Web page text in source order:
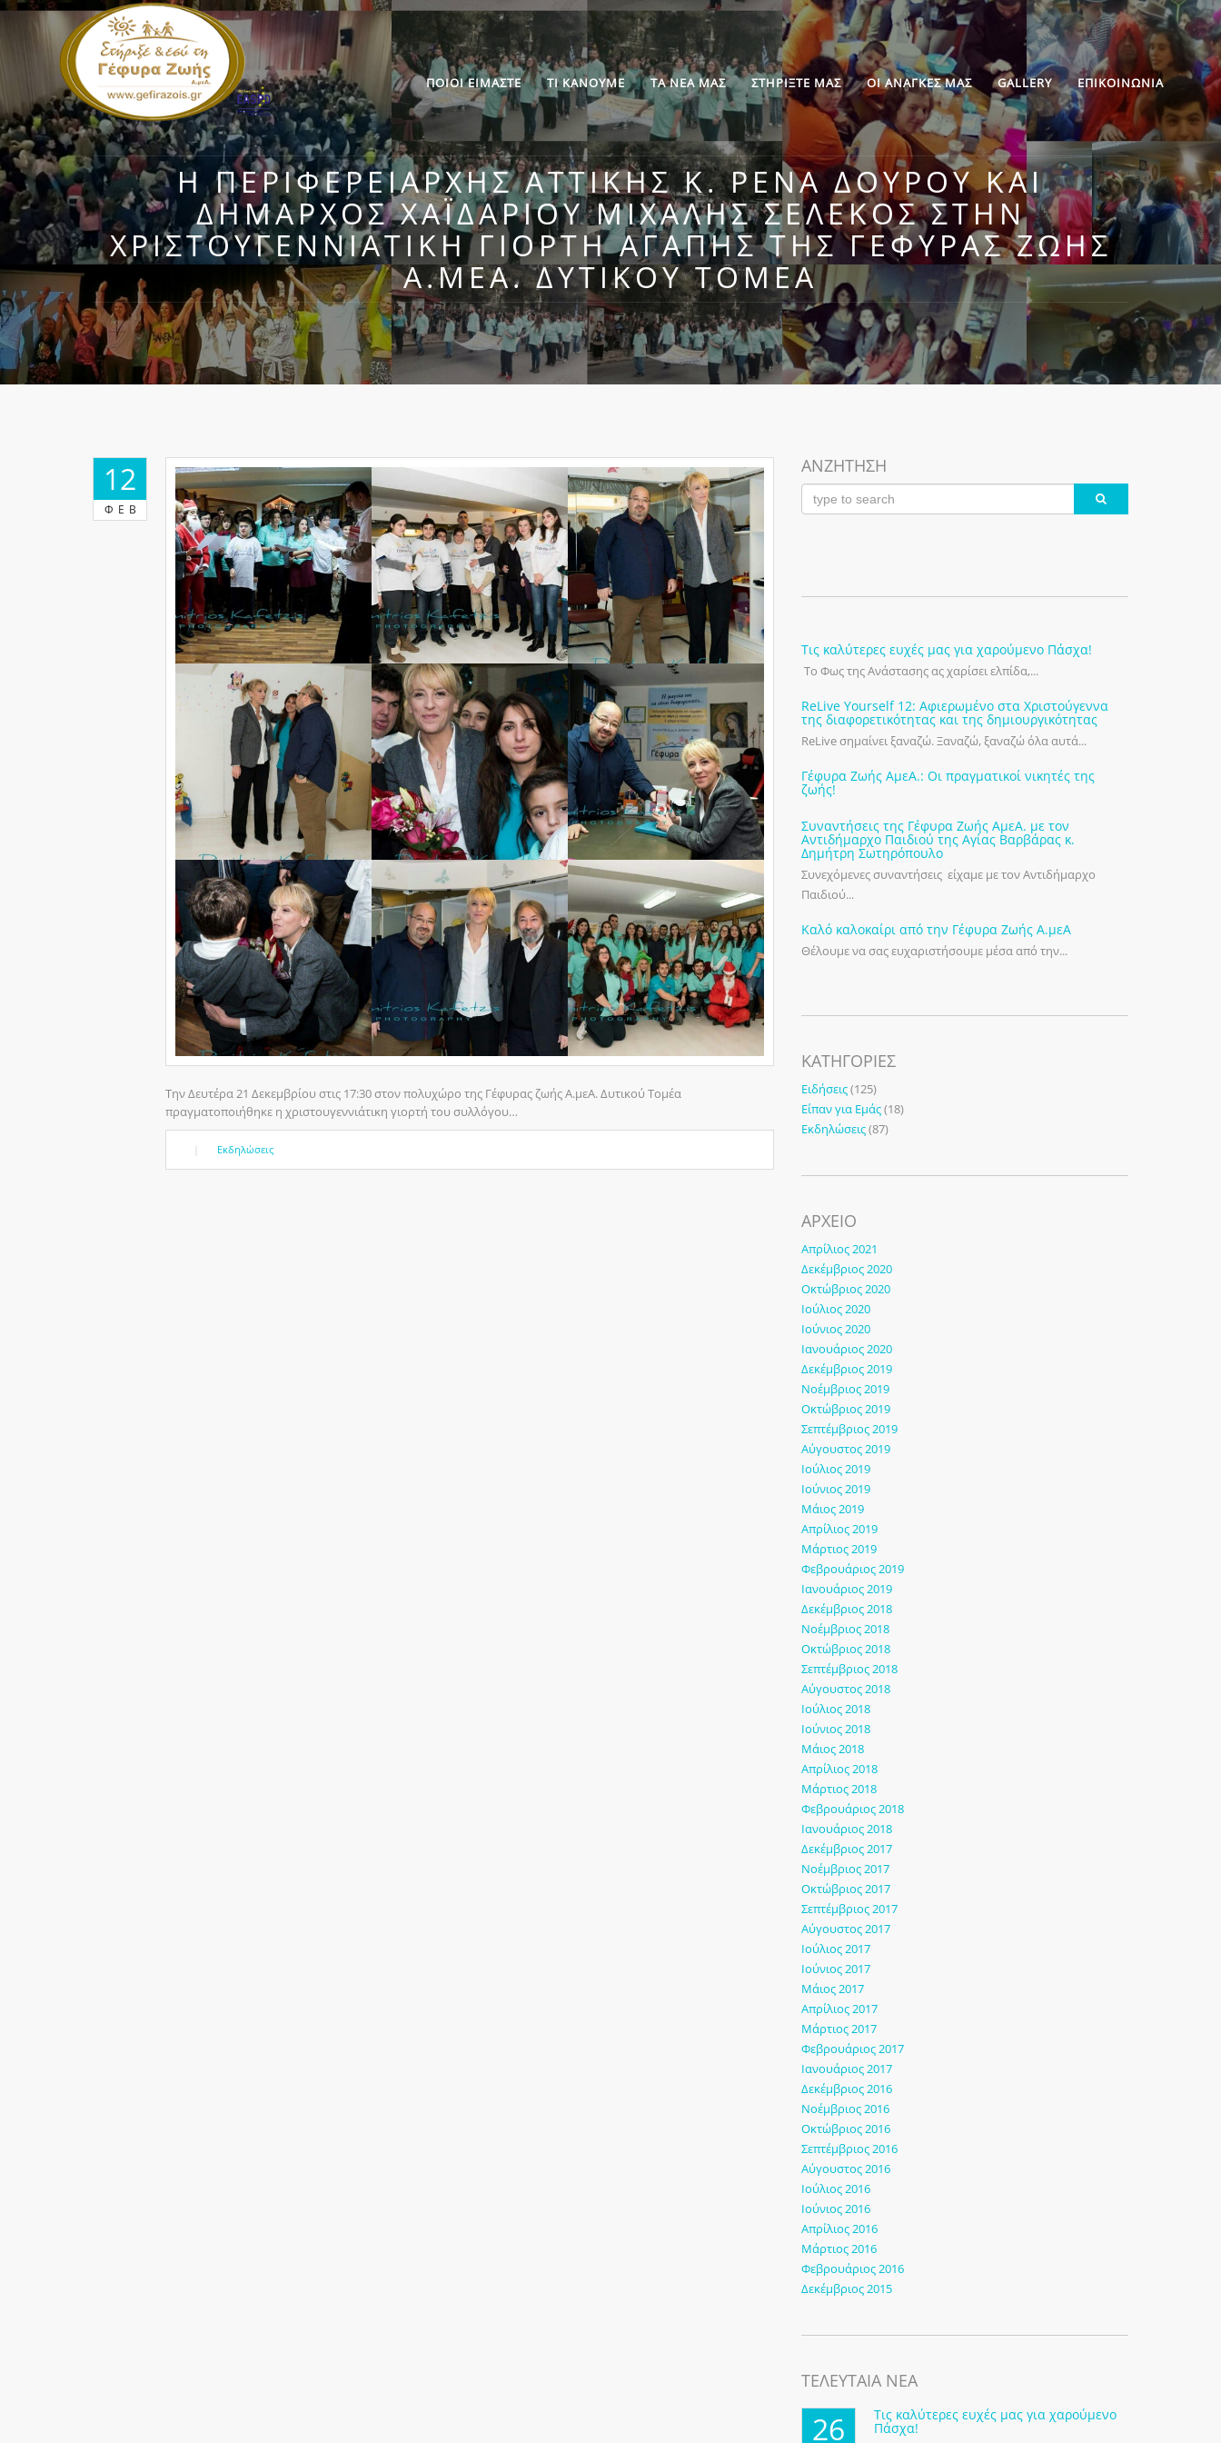
ΠΟΙΟΙ ΕΙΜΑΣΤΕ ΤΙ ΚΑΝΟΥΜΕ ΤΑ ΝΕΑ ΜΑΣ ΣΤΗΡΙΞΤΕ ΜΑΣ ΟΙ ΑΝΑΓΚΕΣ ΜΑΣ GALLERY ΕΠΙΚΟΙΝΩΝΙΑ
Η ΠΕΡΙΦΕΡΕΙΆΡΧΗΣ ΑΤΤΙΚΉΣ Κ. ΡΈΝΑ ΔΟΎΡΟΥ ΚΑΙ
ΔΉΜΑΡΧΟΣ ΧΑΪΔΑΡΊΟΥ ΜΙΧΆΛΗΣ ΣΕΛΈΚΟΣ ΣΤΗΝ
ΧΡΙΣΤΟΥΓΕΝΝΙΆΤΙΚΗ ΓΙΟΡΤΉ ΑΓΆΠΗΣ ΤΗΣ ΓΈΦΥΡΑΣ ΖΩΉΣ
Α.ΜΕΑ. ΔΥΤΙΚΟΎ ΤΟΜΈΑ
12
ΦΕΒ
Την Δευτέρα 21 Δεκεμβρίου στις 17:30 στον πολυχώρο της Γέφυρας ζωής Α.μεΑ. Δυτικού Τομέα
πραγματοποιήθηκε η χριστουγεννιάτικη γιορτή του συλλόγου…
Εκδηλώσεις
ΑΝΖΗΤΗΣΗ
Τις καλύτερες ευχές μας για χαρούμενο Πάσχα!
Το Φως της Ανάστασης ας χαρίσει ελπίδα,...
ReLive Yourself 12: Αφιερωμένο στα Χριστούγεννα
της διαφορετικότητας και της δημιουργικότητας
ReLive σημαίνει ξαναζώ. Ξαναζώ, ξαναζώ όλα αυτά...
Γέφυρα Ζωής ΑμεΑ.: Οι πραγματικοί νικητές της
ζωής!
Συναντήσεις της Γέφυρα Ζωής ΑμεΑ. με τον
Αντιδήμαρχο Παιδιού της Αγίας Βαρβάρας κ.
Δημήτρη Σωτηρόπουλο
Συνεχόμενες συναντήσεις είχαμε με τον Αντιδήμαρχο
Παιδιού...
Καλό καλοκαίρι από την Γέφυρα Ζωής Α.μεΑ
Θέλουμε να σας ευχαριστήσουμε μέσα από την...
KΑΤΗΓΟΡΊΕΣ
Ειδήσεις(125)
Είπαν για Εμάς(18)
Εκδηλώσεις(87)
ΑΡΧΕΙΟ
Απρίλιος 2021
Δεκέμβριος 2020
Οκτώβριος 2020
Ιούλιος 2020
Ιούνιος 2020
Ιανουάριος 2020
Δεκέμβριος 2019
Νοέμβριος 2019
Οκτώβριος 2019
Σεπτέμβριος 2019
Αύγουστος 2019
Ιούλιος 2019
Ιούνιος 2019
Μάιος 2019
Απρίλιος 2019
Μάρτιος 2019
Φεβρουάριος 2019
Ιανουάριος 2019
Δεκέμβριος 2018
Νοέμβριος 2018
Οκτώβριος 2018
Σεπτέμβριος 2018
Αύγουστος 2018
Ιούλιος 2018
Ιούνιος 2018
Μάιος 2018
Απρίλιος 2018
Μάρτιος 2018
Φεβρουάριος 2018
Ιανουάριος 2018
Δεκέμβριος 2017
Νοέμβριος 2017
Οκτώβριος 2017
Σεπτέμβριος 2017
Αύγουστος 2017
Ιούλιος 2017
Ιούνιος 2017
Μάιος 2017
Απρίλιος 2017
Μάρτιος 2017
Φεβρουάριος 2017
Ιανουάριος 2017
Δεκέμβριος 2016
Νοέμβριος 2016
Οκτώβριος 2016
Σεπτέμβριος 2016
Αύγουστος 2016
Ιούλιος 2016
Ιούνιος 2016
Απρίλιος 2016
Μάρτιος 2016
Φεβρουάριος 2016
Δεκέμβριος 2015
ΤΕΛΕΥΤΑΙΑ ΝΕΑ
26 Τις καλύτερες ευχές μας για χαρούμενο
Πάσχα!